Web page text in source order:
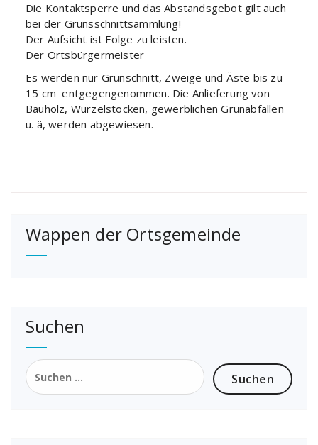
Die Kontaktsperre und das Abstandsgebot gilt auch
bei der Grünsschnittsammlung!
Der Aufsicht ist Folge zu leisten.
Der Ortsbürgermeister
Es werden nur Grünschnitt, Zweige und Äste bis zu
15 cm entgegengenommen. Die Anlieferung von
Bauholz, Wurzelstöcken, gewerblichen Grünabfällen
u. ä, werden abgewiesen.
Wappen der Ortsgemeinde
Suchen
Suchen
nach: